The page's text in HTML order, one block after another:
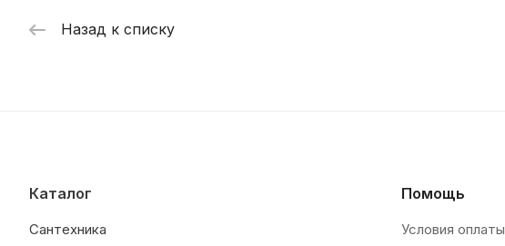
Назад к списку
Каталог
Сантехника
Помощь
Условия оплаты